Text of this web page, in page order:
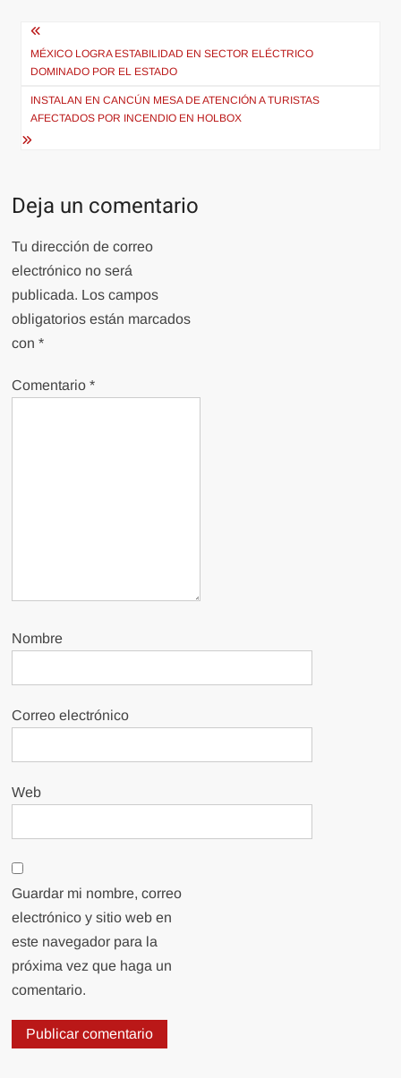
Navegación
de
entradas
MÉXICO LOGRA ESTABILIDAD EN SECTOR ELÉCTRICO
DOMINADO POR EL ESTADO
INSTALAN EN CANCÚN MESA DE ATENCIÓN A TURISTAS
AFECTADOS POR INCENDIO EN HOLBOX
Deja un comentario
Tu dirección de correo
electrónico no será
publicada. Los campos
obligatorios están marcados
con*
Comentario*
Nombre
Correo electrónico
Web
Guardar mi nombre, correo
electrónico y sitio web en
este navegador para la
próxima vez que haga un
comentario.